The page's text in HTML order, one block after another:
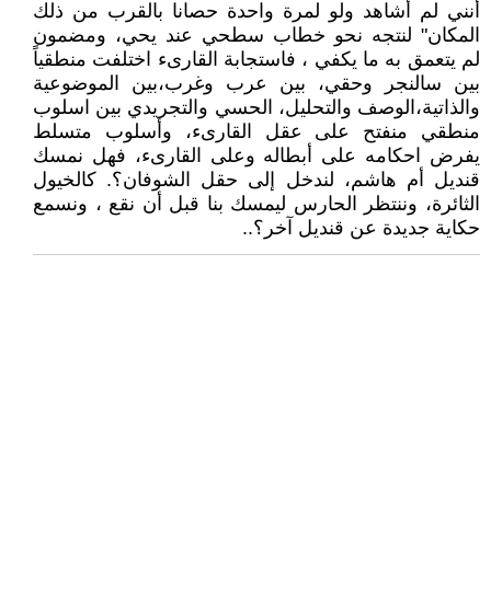
أنني لم أشاهد ولو لمرة واحدة حصانا بالقرب من ذلك
المكان" لنتجه نحو خطاب سطحي عند يحي، ومضمون
لم يتعمق به ما يكفي ، فاستجابة القارىء اختلفت منطقياً
بين سالنجر وحقي، بين عرب وغرب،بين الموضوعية
والذاتية،الوصف والتحليل، الحسي والتجريدي بين اسلوب
منطقي منفتح على عقل القارىء، وأسلوب متسلط
يفرض احكامه على أبطاله وعلى القارىء، فهل نمسك
قنديل أم هاشم، لندخل إلى حقل الشوفان؟. كالخيول
الثائرة، وننتظر الحارس ليمسك بنا قبل أن نقع ، ونسمع
حكاية جديدة عن قنديل آخر؟..